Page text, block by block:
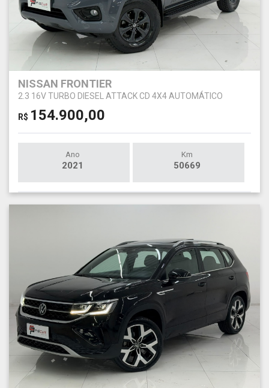
NISSAN FRONTIER
2.3 16V TURBO DIESEL ATTACK CD 4X4 AUTOMÁTICO
R$ 154.900,00
Ano
2021
Km
50669